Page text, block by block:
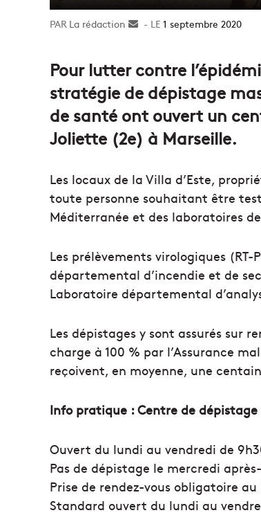
La rédaction
Envoyer1 septembre 2020
Pour lutter contre
stratégie de dépistage
de santé ont ouvert un
Joliette (2e) à Marseille.
Les locaux de la Villa d’Este,
toute personne souhaitant être
Méditerranée et des laboratoires
Les prélèvements virologiques
départemental d’incendie et de
Laboratoire départemental
Les dépistages y sont assurés sur
charge à 100 % par l’Assurance
reçoivent, en moyenne, une
Info pratique : Centre de dépistage
Ouvert du lundi au vendredi de
Pas de dépistage le mercredi
Prise de rendez-vous obligatoire au
Standard ouvert du lundi au